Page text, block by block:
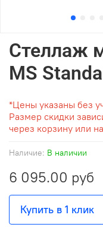
Наличие: В наличии
Стеллаж
MS
6 095.00 руб
Купить в 1 клик
*Цены указаны без
Размер скидки
через корзину или